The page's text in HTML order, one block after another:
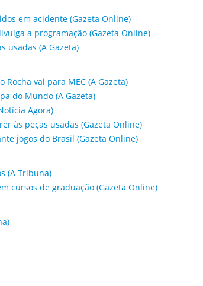
em acidente (Gazeta Online)
a programação (Gazeta Online)
usadas (A Gazeta)
vai para MEC (A Gazeta)
do Mundo (A Gazeta)
Agora)
às peças usadas (Gazeta Online)
jogos do Brasil (Gazeta Online)
(A Tribuna)
cursos de graduação (Gazeta Online)